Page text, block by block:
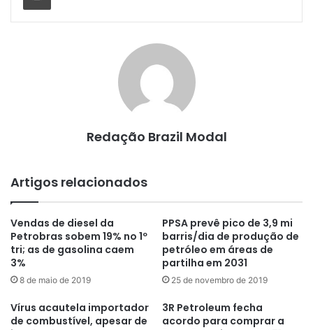
Redação Brazil Modal
Artigos relacionados
Vendas de diesel da
Petrobras sobem 19% no 1º
tri; as de gasolina caem
3%
8 de maio de 2019
PPSA prevê pico de 3,9 mi
barris/dia de produção de
petróleo em áreas de
partilha em 2031
25 de novembro de 2019
Vírus acautela importador
de combustível, apesar de
3R Petroleum fecha
acordo para comprar a